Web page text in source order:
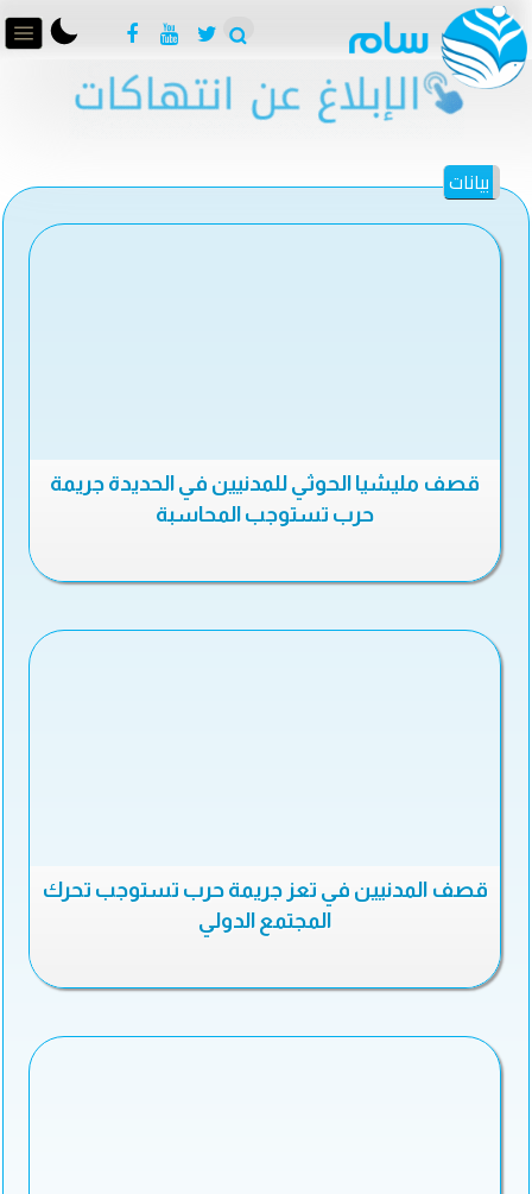
بيانات
قصف مليشيا الحوثي للمدنيين في الحديدة جريمة
حرب تستوجب المحاسبة
قصف المدنيين في تعز جريمة حرب تستوجب تحرك
المجتمع الدولي